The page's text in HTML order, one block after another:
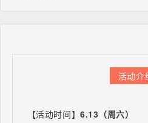
活动介
【活动时间】6.13（周六）